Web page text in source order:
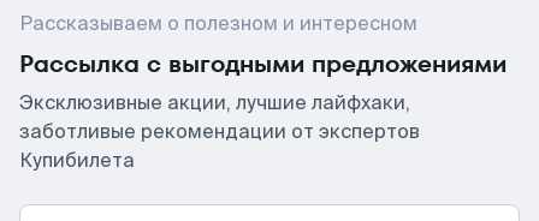
Рассказываем о полезном и интересном
Рассылка с выгодными предложениями
Эксклюзивные акции, лучшие лайфхаки,
заботливые рекомендации от экспертов
Купибилета